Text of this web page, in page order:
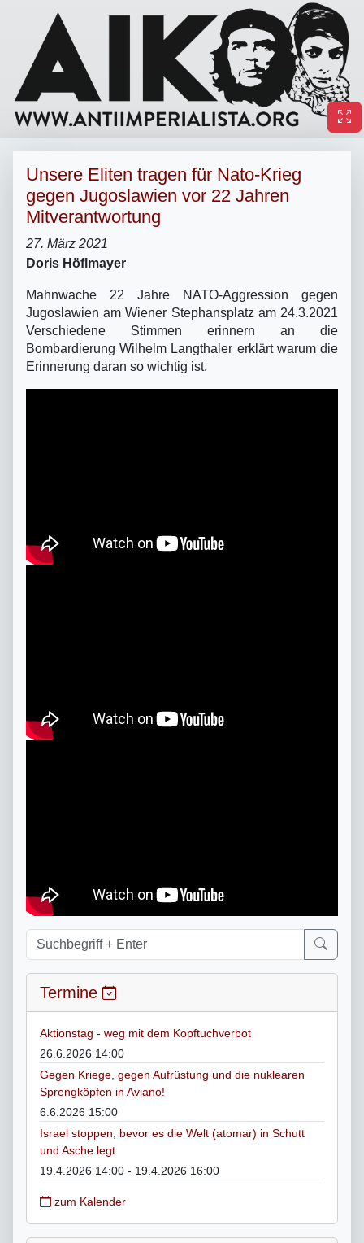
Unsere Eliten tragen für Nato-Krieg
gegen Jugoslawien vor 22 Jahren
Mitverantwortung
27. März 2021
Doris Höflmayer
Mahnwache 22 Jahre NATO-Aggression gegen
Jugoslawien am Wiener Stephansplatz am 24.3.2021
Verschiedene Stimmen erinnern an die
Bombardierung Wilhelm Langthaler erklärt warum die
Erinnerung daran so wichtig ist.
Termine
Aktionstag - weg mit dem Kopftuchverbot
26.6.2026 14:00
Gegen Kriege, gegen Aufrüstung und die nuklearen
Sprengköpfen in Aviano!
6.6.2026 15:00
Israel stoppen, bevor es die Welt (atomar) in Schutt
und Asche legt
19.4.2026 14:00 - 19.4.2026 16:00
zum Kalender